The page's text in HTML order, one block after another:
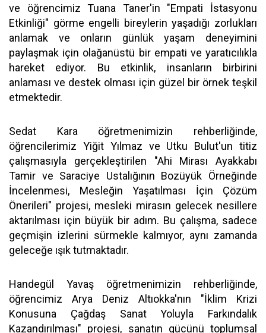
ve öğrencimiz Tuana Taner'in "Empati İstasyonu
Etkinliği" görme engelli bireylerin yaşadığı zorlukları
anlamak ve onların günlük yaşam deneyimini
paylaşmak için olağanüstü bir empati ve yaratıcılıkla
hareket ediyor. Bu etkinlik, insanların birbirini
anlaması ve destek olması için güzel bir örnek teşkil
etmektedir.
Sedat Kara öğretmenimizin rehberliğinde,
öğrencilerimiz Yiğit Yılmaz ve Utku Bulut'un titiz
çalışmasıyla gerçekleştirilen "Ahi Mirası Ayakkabı
Tamir ve Saraciye Ustalığının Bozüyük Örneğinde
İncelenmesi, Mesleğin Yaşatılması İçin Çözüm
Önerileri" projesi, mesleki mirasın gelecek nesillere
aktarılması için büyük bir adım. Bu çalışma, sadece
geçmişin izlerini sürmekle kalmıyor, aynı zamanda
geleceğe ışık tutmaktadır.
Handegül Yavaş öğretmenimizin rehberliğinde,
öğrencimiz Arya Deniz Altıokka'nın "İklim Krizi
Konusuna Çağdaş Sanat Yoluyla Farkındalık
Kazandırılması" projesi, sanatın gücünü toplumsal